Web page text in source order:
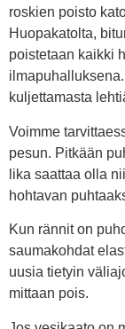
roskien poisto
Huopakatolta,
poistetaan kaikki
kuljettamasta
Voimme
pesun. Pitkään
lika saattaa olla
hohtavan
Kun rännit on
saumakohdat
uusia tietyin
mittaan pois.